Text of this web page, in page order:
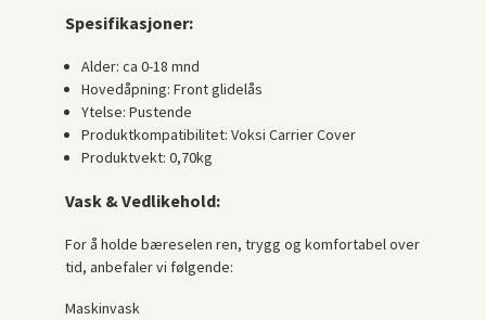
Spesifikasjoner:
Alder: ca 0-18 mnd
Hovedåpning: Front glidelås
Ytelse: Pustende
Produktkompatibilitet: Voksi Carrier Cover
Produktvekt: 0,70kg
Vask & Vedlikehold:
For å holde bæreselen ren, trygg og komfortabel over
tid, anbefaler vi følgende:
Maskinvask